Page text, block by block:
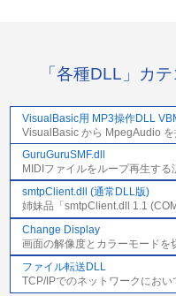
「各種DLL」カ
VisualBasic用 MP3操作DLL
VisualBasic から MpegAudio を
GuruGuruSMF.dll
MIDIファイルをループ再生す
smtpClient.dll (通常DLL版)
姉妹品「smtpClient.dll 1.1
Change Display
画面の解像度とカラーモードを
ファイル転送DLL
TCP/IPでのネットワークにお